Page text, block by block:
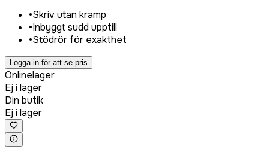
•Skriv utan kramp
•Inbyggt sudd upptill
•Stödrör för exakthet
Logga in för att se pris
Onlinelager
Ej i lager
Din butik
Ej i lager